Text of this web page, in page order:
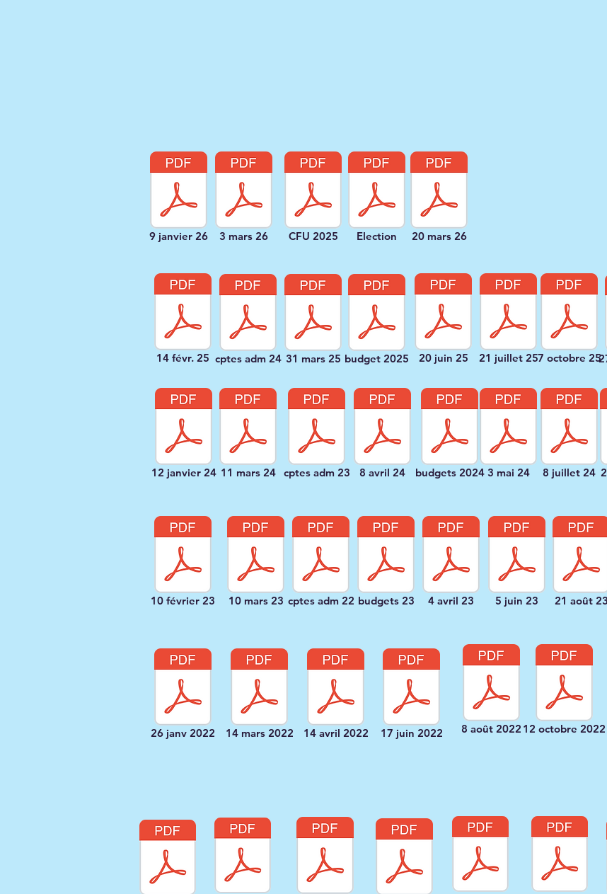
9 janvier 26 3 mars 26 CFU 2025 Election 20 mars 26
14 févr. 25 cptes adm 24 31 mars 25 budget 2025 20 juin 25 21 juillet 257 octobre 25
12 janvier 24 11 mars 24 cptes adm 23 8 avril 24 budgets 2024 3 mai 24 8 juillet 24
10 février 23 10 mars 23 cptes adm 22 budgets 23 4 avril 23 5 juin 23 21 août 23
26 janv 2022 14 mars 2022 14 avril 2022 17 juin 2022 8 août 2022 12 octobre 2022